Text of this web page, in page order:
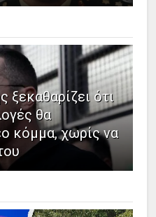
ξεκαθαρίζει ότι
θα
κόμμα, χωρίς να